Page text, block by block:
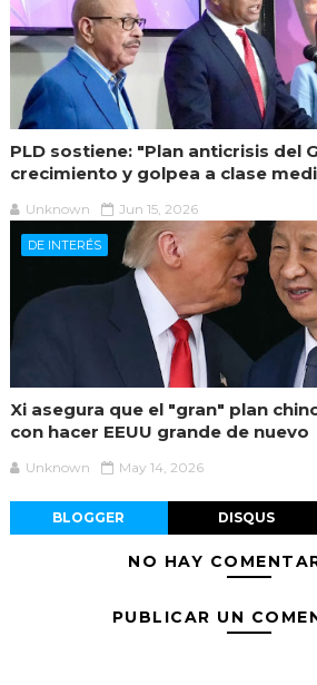
PLD sostiene: "Plan anticrisis del
crecimiento y golpea a clase
Unknown Jun 15, 2026
DE INTERÉS
Xi asegura que el "gran" plan
con hacer EEUU grande de nuevo
Unknown May 14, 2026
BLOGGER DISQUS
NO HAY
PUBLICAR UN